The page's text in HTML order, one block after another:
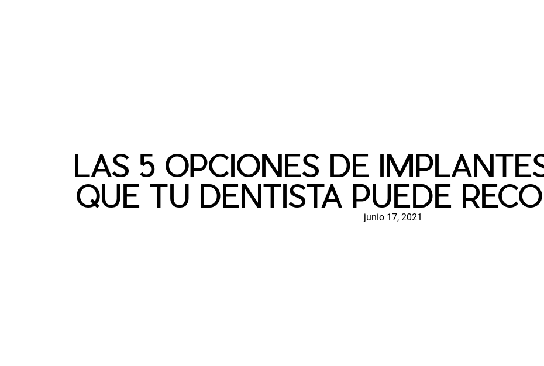
LAS 5 OPCIONES DE
QUE TU DENTISTA PUEDE
junio 17, 2021